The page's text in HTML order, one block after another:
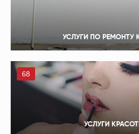
УСЛУГИ ПО РЕМОНТУ
68
УСЛУГИ